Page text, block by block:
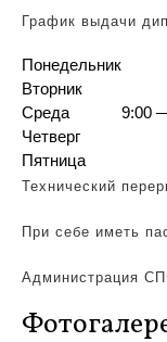
График выдачи
Понедельник
9:00
Вторник
Среда
Четверг
Пятница
Технический
При себе иметь
Администрация